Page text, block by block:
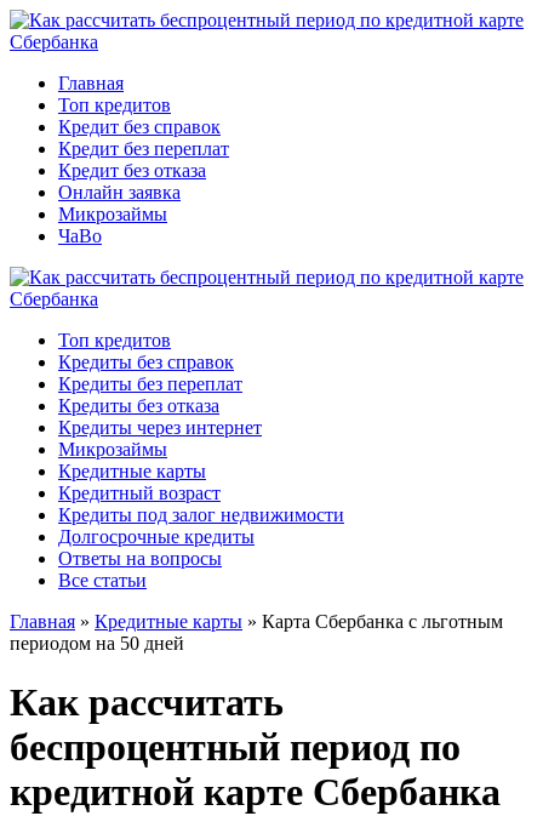
Главная
Топ кредитов
Кредит без справок
Кредит без переплат
Кредит без отказа
Онлайн заявка
Микрозаймы
ЧаВо
Топ кредитов
Кредиты без справок
Кредиты без переплат
Кредиты без отказа
Кредиты через интернет
Микрозаймы
Кредитные карты
Кредитный возраст
Кредиты под залог недвижимости
Долгосрочные кредиты
Ответы на вопросы
Все статьи
Главная » Кредитные карты » Карта Сбербанка с льготным
периодом на 50 дней
Как рассчитать
беспроцентный период по
кредитной карте Сбербанка